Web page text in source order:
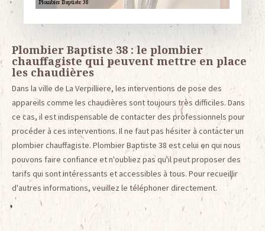
Plombier Baptiste 38 : le plombier
chauffagiste qui peuvent mettre en place
les chaudières
Dans la ville de La Verpilliere, les interventions de pose des
appareils comme les chaudières sont toujours très difficiles. Dans
ce cas, il est indispensable de contacter des professionnels pour
procéder à ces interventions. Il ne faut pas hésiter à contacter un
plombier chauffagiste. Plombier Baptiste 38 est celui en qui nous
pouvons faire confiance et n'oubliez pas qu'il peut proposer des
tarifs qui sont intéressants et accessibles à tous. Pour recueillir
d'autres informations, veuillez le téléphoner directement.